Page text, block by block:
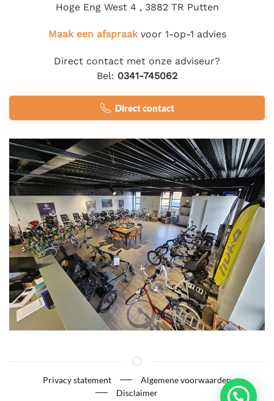
Hoge Eng West 4 , 3882 TR Putten
Maak een afspraakvoor 1-op-1 advies
Direct contact met onze adviseur?
Bel: 0341-745062
Direct contact
Privacy statement
Algemene voorwaarden
Disclaimer